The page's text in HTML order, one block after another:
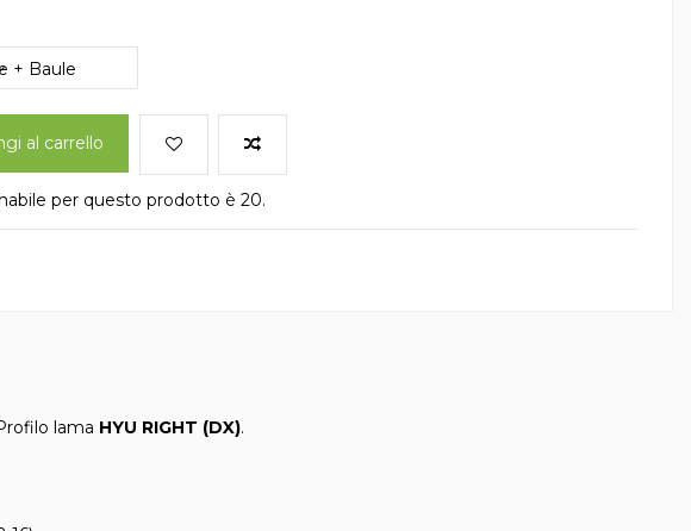
al carrello
per questo prodotto è 20.
lama HYU RIGHT (DX).